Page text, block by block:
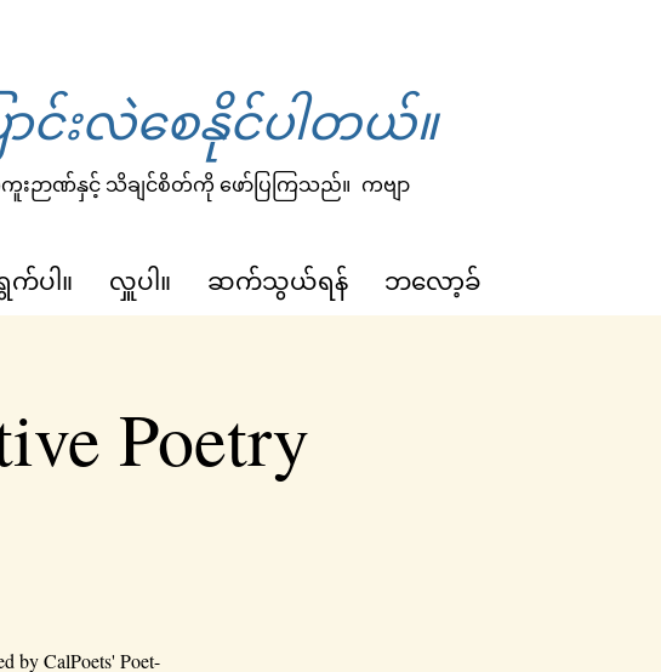
းလဲစေနိုင်ပါတယ်။
းဉာဏ်နှင့် သိချင်စိတ်ကို ဖော်ပြကြသည်။ ကဗျာ
က်ပါ။ လှူပါ။ ဆက်သွယ်ရန် ဘလော့ခ်
Poetry
by CalPoets' Poet-